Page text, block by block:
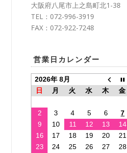
大阪府八尾市上之島町北1-38
TEL：072-996-3919
FAX：072-922-7248
営業日カレンダー
2026年 8月
日
月 火 水 木 金
2
3 4 5 6 7
9
10 11 12 13 14
16
17 18 19 20 21
23
24 25 26 27 28